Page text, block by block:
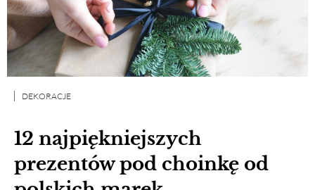
12 najpiękniejszych
prezentów pod choinkę od
DEKORACJE